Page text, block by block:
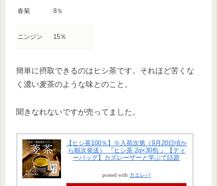
春菊 8％
ニンジン 15％
簡単に摂取できるのはヒシ茶です。それほど苦くな
く濃い麦茶のような味とのこと。
聞きなれないですが売ってました。
【ヒシ茶100％】※入荷次第（9月20日頃か
ら順次発送） 『ヒシ茶 2g×30包 』【ティ
ーバッグ】カズレーザーと学ぶで話題
posted with カエレバ